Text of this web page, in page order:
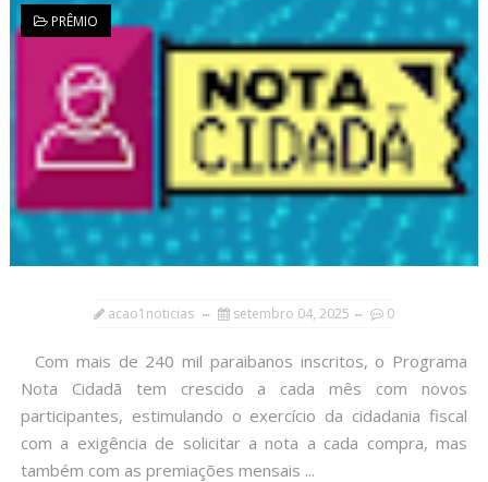
PRÊMIO
acao1noticias setembro 04, 2025 0
Com mais de 240 mil paraibanos inscritos, o Programa
Nota Cidadã tem crescido a cada mês com novos
participantes, estimulando o exercício da cidadania fiscal
com a exigência de solicitar a nota a cada compra, mas
também com as premiações mensais ...